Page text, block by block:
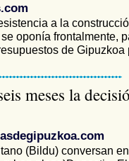
a la
oponía frontalmente,
de Gipuzkoa
meses la
(Bildu) conversan